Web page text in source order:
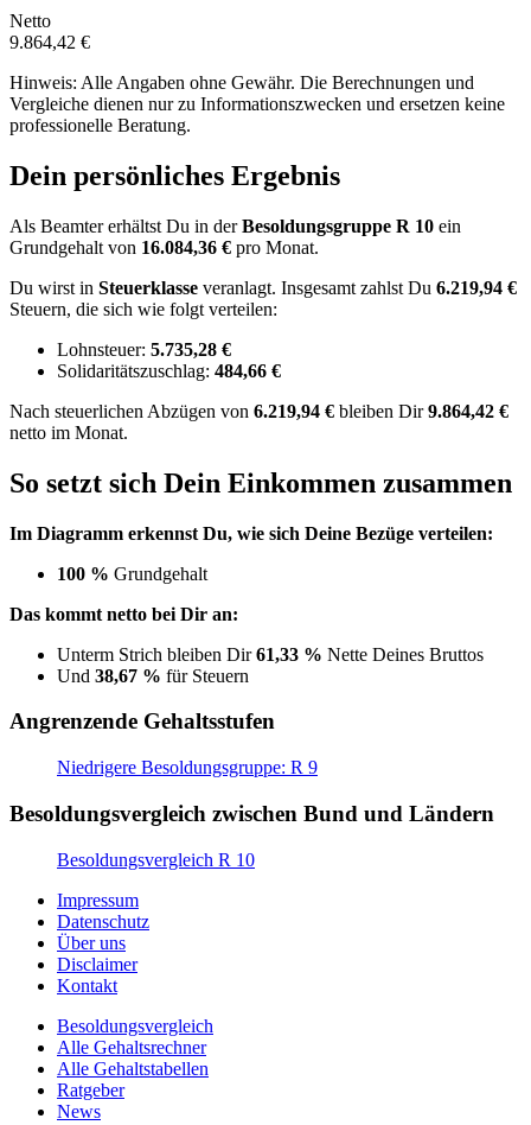
Netto
9.864,42 €
Hinweis: Alle Angaben ohne Gewähr. Die Berechnungen und
Vergleiche dienen nur zu Informationszwecken und ersetzen keine
professionelle Beratung.
Dein persönliches Ergebnis
Als Beamter erhältst Du in derBesoldungsgruppe R 10 ein
Grundgehalt von 16.084,36 € pro Monat.
Du wirst in Steuerklasse veranlagt. Insgesamt zahlst Du 6.219,94 €
Steuern, die sich wie folgt verteilen:
Lohnsteuer: 5.735,28 €
Solidaritätszuschlag: 484,66 €
Nach steuerlichen Abzügen von 6.219,94 € bleiben Dir9.864,42 €
netto im Monat.
So setzt sich Dein Einkommen zusammen
Im Diagramm erkennst Du, wie sich Deine Bezüge verteilen:
100 % Grundgehalt
Das kommt netto bei Dir an:
Unterm Strich bleiben Dir61,33 % Nette Deines Bruttos
Und 38,67 % für Steuern
Angrenzende Gehaltsstufen
Niedrigere Besoldungsgruppe: R 9
Besoldungsvergleich zwischen Bund und Ländern
Besoldungsvergleich R 10
Impressum
Datenschutz
Über uns
Disclaimer
Kontakt
Besoldungsvergleich
Alle Gehaltsrechner
Alle Gehaltstabellen
Ratgeber
News